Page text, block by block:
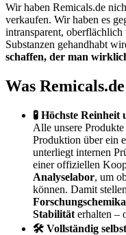
Wir haben Remicals.de
verkaufen. Wir haben es
intransparent,
Substanzen gehandhabt
schaffen, der man
Was
🧪 Höchste
Alle unsere
Produktion über ein
unterliegt internen
einer offiziellen
Analyselabor, um
können. Damit
Stabilität erhalten –
🛠 Vollständig